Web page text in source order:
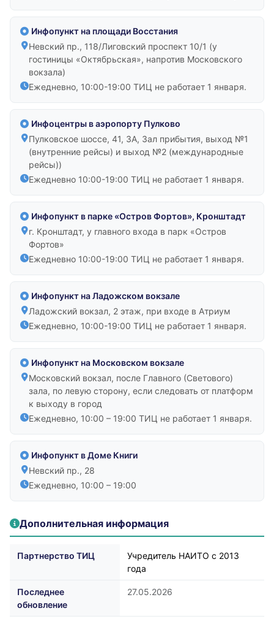
Инфопункт на площади Восстания
Невский пр., 118/Лиговский проспект 10/1 (у
гостиницы «Октябрьская», напротив Московского
вокзала)
Ежедневно, 10:00-19:00 ТИЦ не работает 1 января.
Инфоцентры в аэропорту Пулково
Пулковское шоссе, 41, ЗА, Зал прибытия, выход №1
(внутренние рейсы) и выход №2 (международные
рейсы))
Ежедневно 10:00-19:00 ТИЦ не работает 1 января.
Инфопункт в парке «Остров Фортов», Кронштадт
г. Кронштадт, у главного входа в парк «Остров
Фортов»
Ежедневно 10:00-19:00 ТИЦ не работает 1 января.
Инфопункт на Ладожском вокзале
Ладожский вокзал, 2 этаж, при входе в Атриум
Ежедневно, 10:00-19:00 ТИЦ не работает 1 января.
Инфопункт на Московском вокзале
Московский вокзал, после Главного (Светового)
зала, по левую сторону, если следовать от платформ
к выходу в город
Ежедневно, 10:00 – 19:00 ТИЦ не работает 1 января.
Инфопункт в Доме Книги
Невский пр., 28
Ежедневно, 10:00 – 19:00
Дополнительная информация
Партнерство ТИЦ
Учредитель НАИТО с 2013
года
Последнее
обновление
27.05.2026